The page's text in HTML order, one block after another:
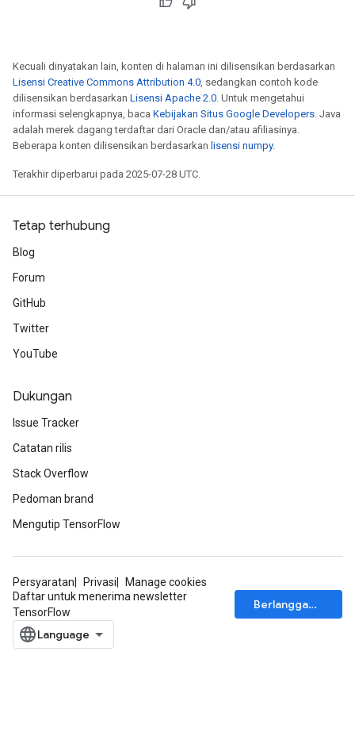
Kecuali dinyatakan lain, konten di halaman ini dilisensikan berdasarkan
Lisensi Creative Commons Attribution 4.0, sedangkan contoh kode
dilisensikan berdasarkan Lisensi Apache 2.0. Untuk mengetahui
informasi selengkapnya, baca Kebijakan Situs Google Developers. Java
adalah merek dagang terdaftar dari Oracle dan/atau afiliasinya.
Beberapa konten dilisensikan berdasarkan lisensi numpy.
Terakhir diperbarui pada 2025-07-28 UTC.
Tetap terhubung
Blog
Forum
GitHub
Twitter
YouTube
Dukungan
Issue Tracker
Catatan rilis
Stack Overflow
Pedoman brand
Mengutip TensorFlow
Persyaratan Privasi
Manage cookies
Daftar untuk menerima newsletter
TensorFlow
Berlangganan